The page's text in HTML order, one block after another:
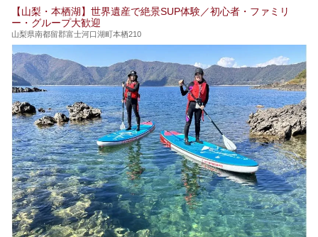
【山梨・本栖湖】世界遺産で絶景SUP体験／初心者・ファミリ
ー・グループ大歓迎
山梨県南都留郡富士河口湖町本栖210